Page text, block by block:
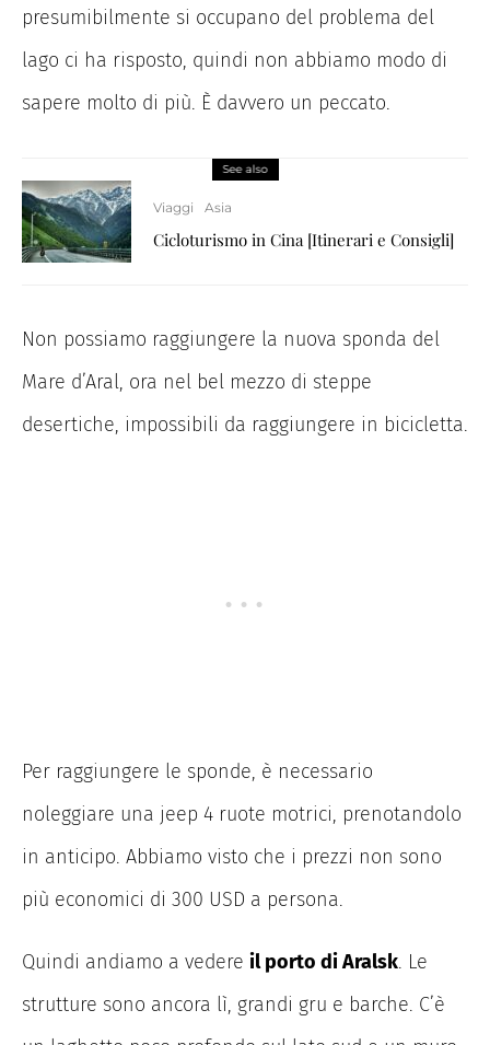
presumibilmente si occupano del problema del
lago ci ha risposto, quindi non abbiamo modo di
sapere molto di più. È davvero un peccato.
See also
Viaggi Asia
Cicloturismo in Cina [Itinerari e Consigli]
Non possiamo raggiungere la nuova sponda del
Mare d’Aral, ora nel bel mezzo di steppe
desertiche, impossibili da raggiungere in bicicletta.
Per raggiungere le sponde, è necessario
noleggiare una jeep 4 ruote motrici, prenotandolo
in anticipo. Abbiamo visto che i prezzi non sono
più economici di 300 USD a persona.
Quindi andiamo a vedere il porto di Aralsk. Le
strutture sono ancora lì, grandi gru e barche. C’è